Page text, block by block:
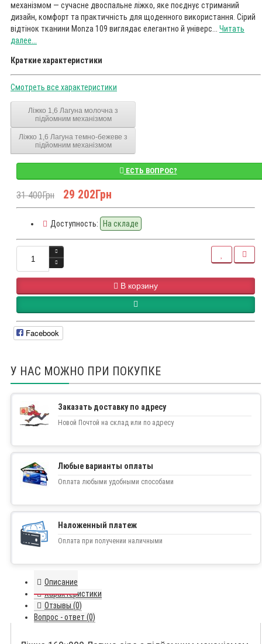
механізмом — сучасне двоспальне ліжко, яке поєднує стриманий
дизайн, комфорт та практичність для щоденного використання. Сірий
відтінок тканини Monza 109 виглядає елегантно й універс... Читать
далее...
Краткие характеристики
Смотреть все характеристики
Ліжко 1,6 Лагуна молочна з
підйомним механізмом
Ліжко 1,6 Лагуна темно-бежеве з
підйомним механізмом
ЕСТЬ ВОПРОС?
31 400Грн 29 202Грн
Доступность: На складе
В корзину
Facebook
У НАС МОЖНО ПРИ ПОКУПКЕ
Заказать доставку по адресу
Новой Почтой на склад или по адресу
Любые варианты оплаты
Оплата любыми удобными способами
Наложенный платеж
Оплата при получении наличными
Описание
Характеристики
Отзывы (0)
Вопрос - ответ (0)